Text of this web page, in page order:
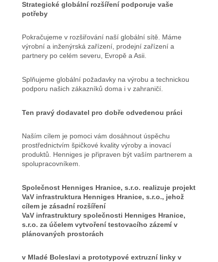
Strategické globální rozšíření podporuje vaše
potřeby
Pokračujeme v rozšiřování naší globální sítě. Máme
výrobní a inženýrská zařízení, prodejní zařízení a
partnery po celém severu, Evropě a Asii.
Splňujeme globální požadavky na výrobu a technickou
podporu našich zákazníků doma i v zahraničí.
Ten pravý dodavatel pro dobře odvedenou práci
Naším cílem je pomoci vám dosáhnout úspěchu
prostřednictvím špičkové kvality výroby a inovací
produktů. Henniges je připraven být vaším partnerem a
spolupracovníkem.
Společnost Henniges Hranice, s.r.o. realizuje projekt
VaV infrastruktura Henniges Hranice, s.r.o., jehož
cílem je zásadní rozšíření
VaV infrastruktury společnosti Henniges Hranice,
s.r.o. za účelem vytvoření testovacího zázemí v
plánovaných prostorách
v Mladé Boleslavi a prototypové extruzní linky v